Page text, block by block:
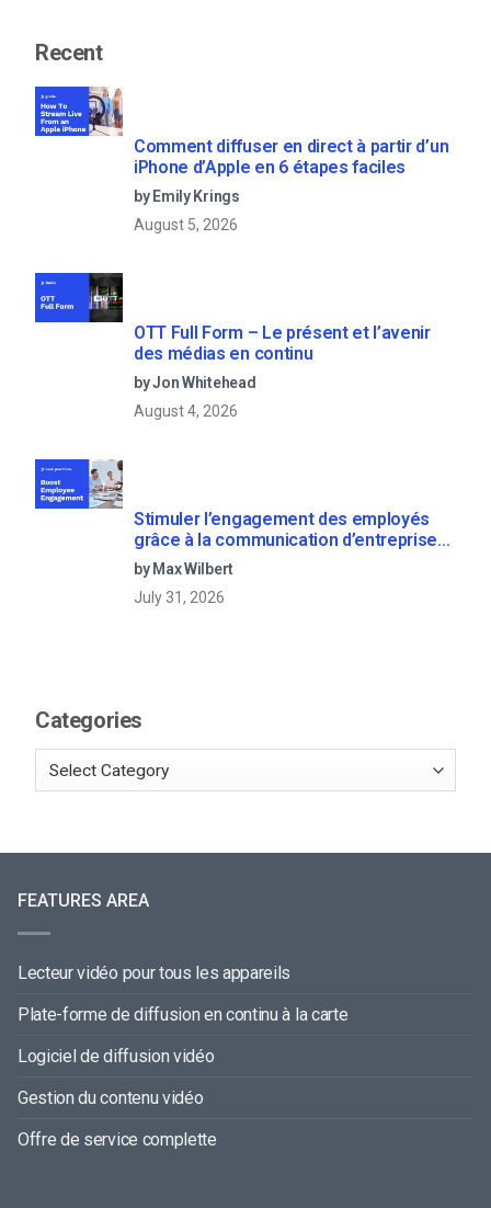
Recent
Comment diffuser en direct à partir d’un
iPhone d’Apple en 6 étapes faciles
by Emily Krings
August 5, 2026
OTT Full Form – Le présent et l’avenir
des médias en continu
by Jon Whitehead
August 4, 2026
Stimuler l’engagement des employés
grâce à la communication d’entreprise
en direct
by Max Wilbert
July 31, 2026
Categories
FEATURES AREA
Lecteur vidéo pour tous les appareils
Plate-forme de diffusion en continu à la carte
Logiciel de diffusion vidéo
Gestion du contenu vidéo
Offre de service complette